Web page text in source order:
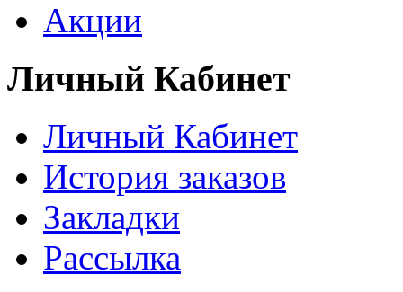
Акции
Личный Кабинет
Личный Кабинет
История заказов
Закладки
Рассылка